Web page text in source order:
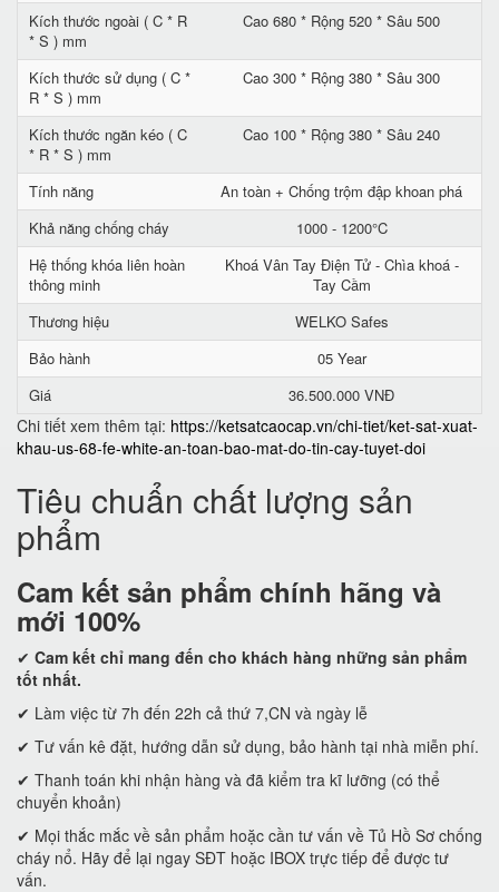
Kích thước ngoài ( C * R
* S ) mm
Cao 680 * Rộng 520 * Sâu 500
Kích thước sử dụng ( C *
R * S ) mm
Cao 300 * Rộng 380 * Sâu 300
Kích thước ngăn kéo ( C
* R * S ) mm
Cao 100 * Rộng 380 * Sâu 240
Tính năng
An toàn + Chống trộm đập khoan phá
Khả năng chống cháy
1000 - 1200°C
Hệ thống khóa liên hoàn
thông minh
Khoá Vân Tay Điện Tử - Chìa khoá -
Tay Cầm
Thương hiệu
WELKO Safes
Bảo hành
05 Year
Giá
36.500.000 VNĐ
Chi tiết xem thêm tại: https://ketsatcaocap.vn/chi-tiet/ket-sat-xuat-
khau-us-68-fe-white-an-toan-bao-mat-do-tin-cay-tuyet-doi
Tiêu chuẩn chất lượng sản
phẩm
Cam kết sản phẩm chính hãng và
mới 100%
✔ Cam kết chỉ mang đến cho khách hàng những sản phẩm
tốt nhất.
✔ Làm việc từ 7h đến 22h cả thứ 7,CN và ngày lễ
✔ Tư vấn kê đặt, hướng dẫn sử dụng, bảo hành tại nhà miễn phí.
✔ Thanh toán khi nhận hàng và đã kiểm tra kĩ lưỡng (có thể
chuyển khoản)
✔ Mọi thắc mắc về sản phẩm hoặc cần tư vấn về Tủ Hồ Sơ chống
cháy nổ. Hãy để lại ngay SĐT hoặc IBOX trực tiếp để được tư
vấn.